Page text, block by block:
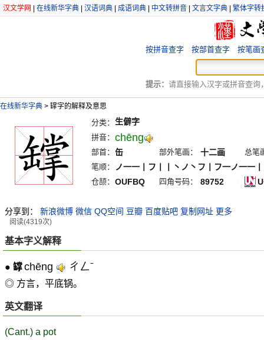
汉文学网 在线新华字典 汉语词典 成语词典 中文转拼音 文言文字典 繁体字转
按拼音查字 按部首查字 按笔画
提示： 请直接输入汉字或拼音查询
在线新华字典 > 罉字的解释及意思
分类： 生僻字
拼音： chēng
部首： 缶 部外笔画： 十二画
总笔
笔顺：
ノ一一丨フ丨丨丶ノ丶フ丨フ一ノ一一丨
仓颉： OUFBQ 四角号码： 89752
分享到： 新浪微博 微信 QQ空间 豆瓣 百度贴吧 复制网址 更多
阅读(4319次)
基本字义解释
● 罉chēng ㄔㄥˉ
◎ 方言，平底锅。
英文翻译
(Cant.) a pot